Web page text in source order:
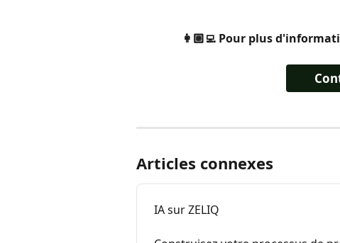
👩🏼‍💻 Pour plus
Articles connexes
IA sur ZELIQ